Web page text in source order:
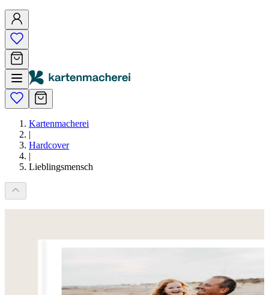
Kartenmacherei
|
Hardcover
|
Lieblingsmensch